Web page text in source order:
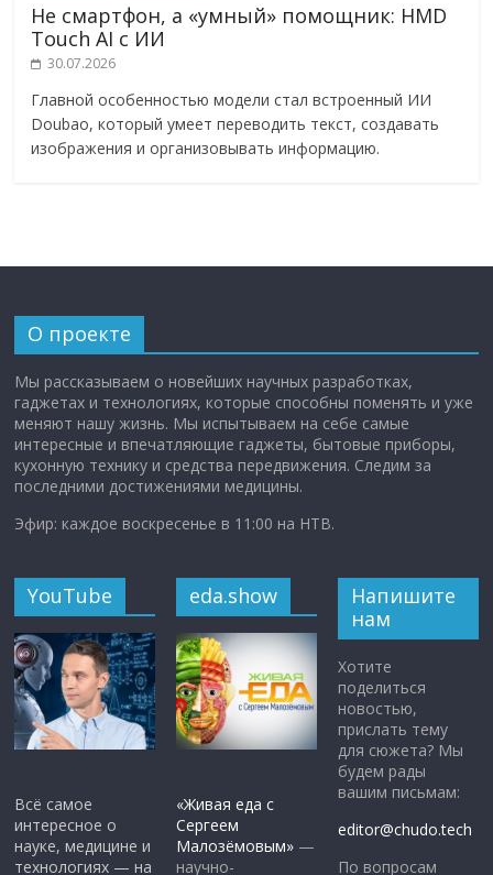
Не смартфон, а «умный» помощник: HMD
Touch AI с ИИ
30.07.2026
Главной особенностью модели стал встроенный ИИ
Doubao, который умеет переводить текст, создавать
изображения и организовывать информацию.
О проекте
Мы рассказываем о новейших научных разработках,
гаджетах и технологиях, которые способны поменять и уже
меняют нашу жизнь. Мы испытываем на себе самые
интересные и впечатляющие гаджеты, бытовые приборы,
кухонную технику и средства передвижения. Следим за
последними достижениями медицины.
Эфир: каждое воскресенье в 11:00 на НТВ.
YouTube
Всё самое
интересное о
науке, медицине и
технологиях — на
eda.show
«Живая еда с
Сергеем
Малозёмовым» —
научно-
Напишите
нам
Хотите
поделиться
новостью,
прислать тему
для сюжета? Мы
будем рады
вашим письмам:
editor@chudo.tech
По вопросам